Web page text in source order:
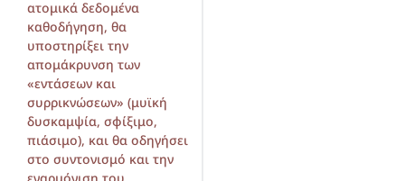
ατομικά δεδομένα
καθοδήγηση, θα
υποστηρίξει την
απομάκρυνση των
«εντάσεων και
συρρικνώσεων» (μυϊκή
δυσκαμψία, σφίξιμο,
πιάσιμο), και θα οδηγήσει
στο συντονισμό και την